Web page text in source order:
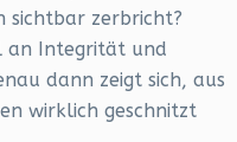
sichtbar zerbricht?
an Integrität und
dann zeigt sich, aus
wirklich geschnitzt